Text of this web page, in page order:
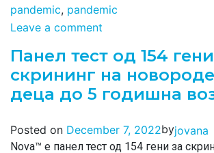
pandemic, pandemic
Leave a comment
Панел тест од 154
скрининг на
деца до 5 годишна
Posted on December 7, 2022byjovana
Nova™ е панел тест од 154 гени за